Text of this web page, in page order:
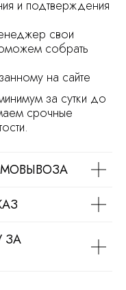
и подтверждения
свои
собрать
на сайте
за сутки до
срочные
ЗА